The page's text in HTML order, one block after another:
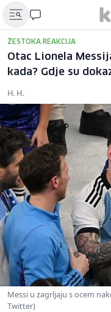
ŽESTOKA REAKCIJA
Otac Lionela
kada? Gdje su
H. H.
Messi u zagrljaju s ocem
Twitter)